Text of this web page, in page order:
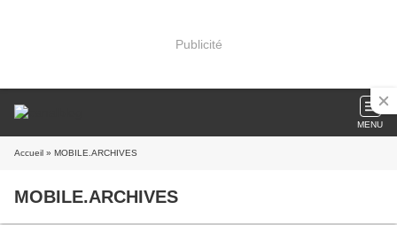
Publicité
MENU
Accueil » MOBILE.ARCHIVES
MOBILE.ARCHIVES